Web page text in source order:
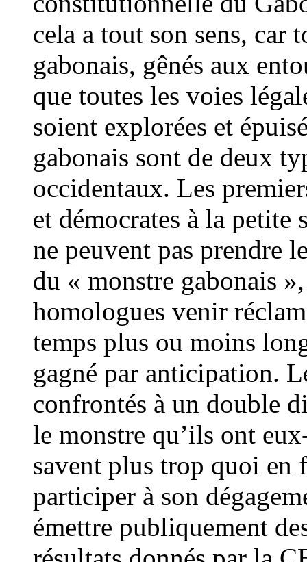
cela a tout son sens, car
gabonais, gênés aux
que toutes les voies
soient explorées et
gabonais sont de deux
occidentaux. Les
et démocrates à la petite
ne peuvent pas prendre
du « monstre gabonais
homologues venir
temps plus ou moins
gagné par anticipation.
confrontés à un double
le monstre qu’ils ont
savent plus trop quoi en
participer à son
émettre publiquement